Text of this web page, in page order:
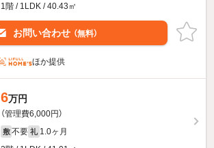
1階 / 1LDK / 40.43㎡
お問い合わせ （無料）
ほか提供
6万円
（管理費6,000円）
敷 不要 礼 1.0ヶ月